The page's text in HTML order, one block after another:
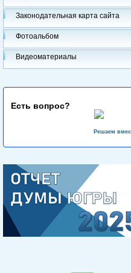
Законодательная карта сайта
Фотоальбом
Видеоматериалы
Есть вопрос?
Решаем